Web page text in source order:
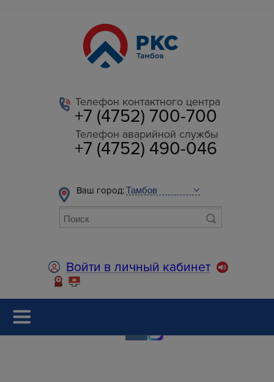
Телефон контактного центра
+7 (4752) 700-700
Телефон аварийной службы
+7 (4752) 490-046
Ваш город:
Войти в личный кабинет